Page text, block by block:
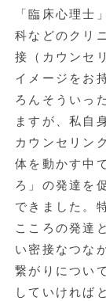
「臨床心理士
科などのクリ
接（カウンセ
イメージをお
ろんそういっ
ますが、私自
カウンセリン
体を動かす中
ろ」の発達を
できました。
こころの発達
い密接なつな
繋がりについ
していければ